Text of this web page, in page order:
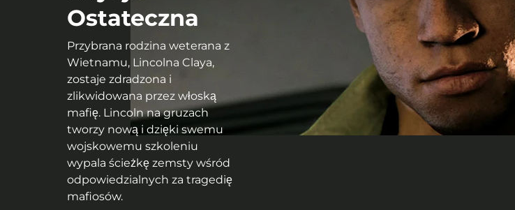
Ostateczna
Przybrana rodzina weterana z
Wietnamu, Lincolna Claya,
zostaje zdradzona i
zlikwidowana przez włoską
mafię. Lincoln na gruzach
tworzy nową i dzięki swemu
wojskowemu szkoleniu
wypala ścieżkę zemsty wśród
odpowiedzialnych za tragedię
mafiosów.